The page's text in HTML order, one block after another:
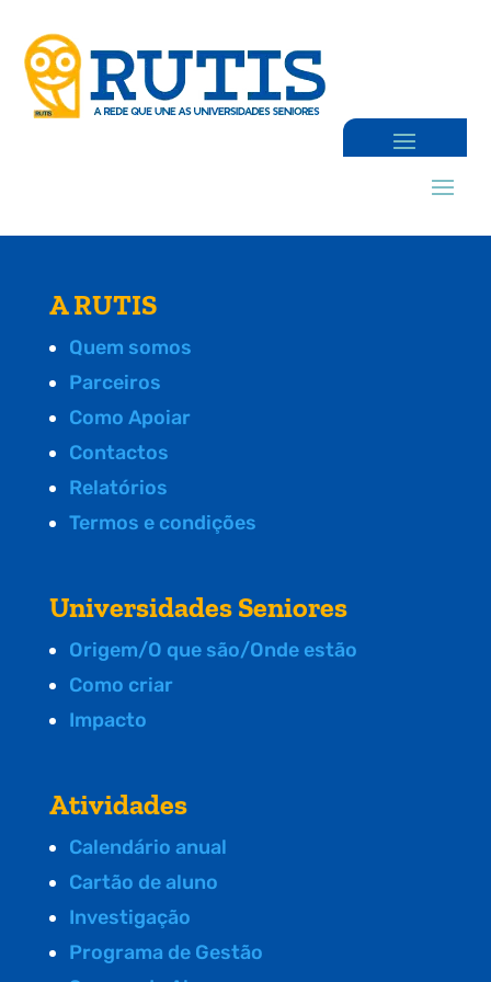
A RUTIS
Quem somos
Parceiros
Como Apoiar
Contactos
Relatórios
Termos e condições
Universidades Seniores
Origem/O que são/Onde estão
Como criar
Impacto
Atividades
Calendário anual
Cartão de aluno
Investigação
Programa de Gestão